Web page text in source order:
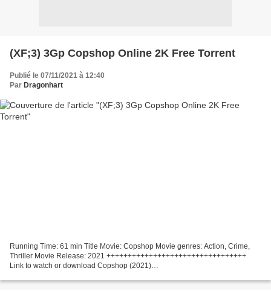
(XF;3) 3Gp Copshop Online 2K Free Torrent
Publié le 07/11/2021 à 12:40
Par Dragonhart
Running Time: 61 min Title Movie: Copshop Movie genres: Action, Crime,
Thriller Movie Release: 2021 +++++++++++++++++++++++++++++++++
Link to watch or download Copshop (2021)
Movie actors:...